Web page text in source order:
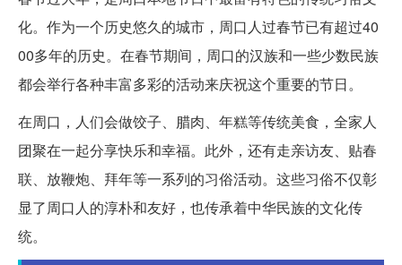
化。作为一个历史悠久的城市，周口人过春节已有超过40
00多年的历史。在春节期间，周口的汉族和一些少数民族
都会举行各种丰富多彩的活动来庆祝这个重要的节日。
在周口，人们会做饺子、腊肉、年糕等传统美食，全家人
团聚在一起分享快乐和幸福。此外，还有走亲访友、贴春
联、放鞭炮、拜年等一系列的习俗活动。这些习俗不仅彰
显了周口人的淳朴和友好，也传承着中华民族的文化传
统。